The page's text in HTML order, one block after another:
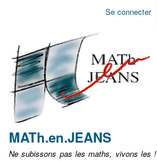
Aller
non
identifié
Se connecter
MATh.en.JEANS
Ne subissons pas les maths, vivons les !